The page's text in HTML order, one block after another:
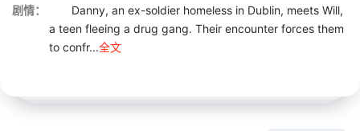
剧情：
Danny, an ex-soldier homeless in Dublin, meets Will,
a teen fleeing a drug gang. Their encounter forces them
to confr...全文